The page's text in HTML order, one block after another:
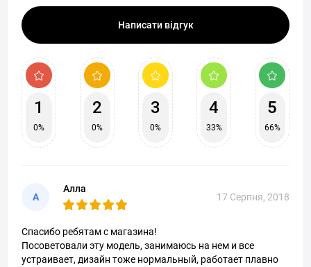
Написати відгук
1
0%
2
0%
3
0%
4
33%
5
66%
А
Алла
17 Серпня, 2018
Спасибо ребятам с магазина!
Посоветовали эту модель, занимаюсь на нем и все
устраивает, дизайн тоже нормальный, работает плавно